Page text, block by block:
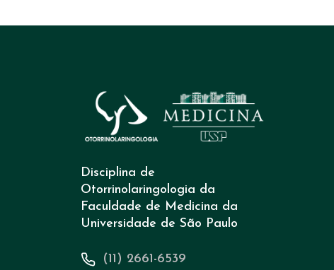
Disciplina de
Otorrinolaringologia da
Faculdade de Medicina da
Universidade de São Paulo
(11) 2661-6539